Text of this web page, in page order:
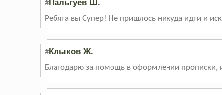
#Пальгуев Ш.
Ребята вы Супер! Не пришлось никуда идти и
#Клыков Ж.
Благодарю за помощь в оформлении прописки,